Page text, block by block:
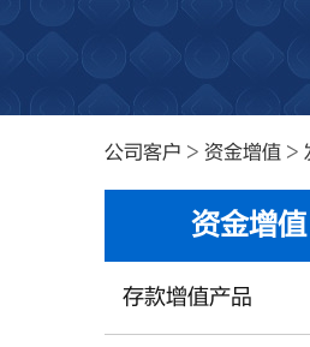
公司客户 > 资金增值 >
资金增值
存款增值产品